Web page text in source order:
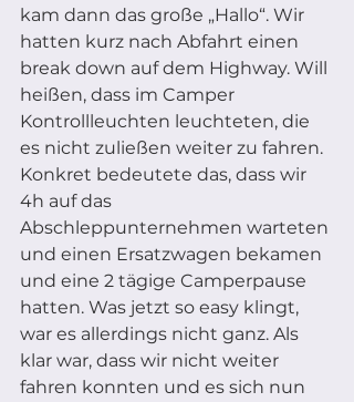
kam dann das große „Hallo“. Wir
hatten kurz nach Abfahrt einen
break down auf dem Highway. Will
heißen, dass im Camper
Kontrollleuchten leuchteten, die
es nicht zuließen weiter zu fahren.
Konkret bedeutete das, dass wir
4h auf das
Abschleppunternehmen warteten
und einen Ersatzwagen bekamen
und eine 2 tägige Camperpause
hatten. Was jetzt so easy klingt,
war es allerdings nicht ganz. Als
klar war, dass wir nicht weiter
fahren konnten und es sich nun